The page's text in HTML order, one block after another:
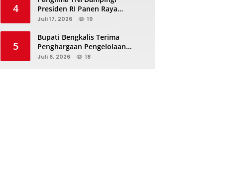
4
Presiden RI Panen Raya
Terpadu TNI, Perkuat
Juli 17, 2026 19
5
Bupati Bengkalis Terima
Penghargaan Pengelolaan
JDIHN Terbaik Kedua dari
Juli 6, 2026 18